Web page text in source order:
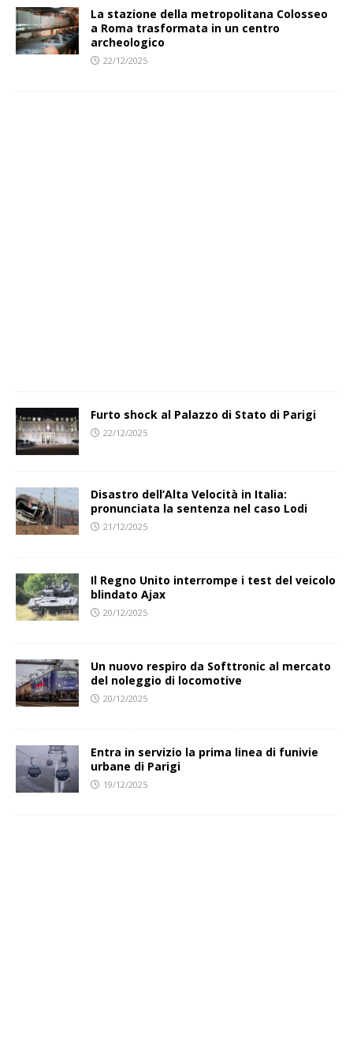
La stazione della metropolitana Colosseo
a Roma trasformata in un centro
archeologico
22/12/2025
Furto shock al Palazzo di Stato di Parigi
22/12/2025
Disastro dell’Alta Velocità in Italia:
pronunciata la sentenza nel caso Lodi
21/12/2025
Il Regno Unito interrompe i test del veicolo
blindato Ajax
20/12/2025
Un nuovo respiro da Softtronic al mercato
del noleggio di locomotive
20/12/2025
Entra in servizio la prima linea di funivie
urbane di Parigi
19/12/2025